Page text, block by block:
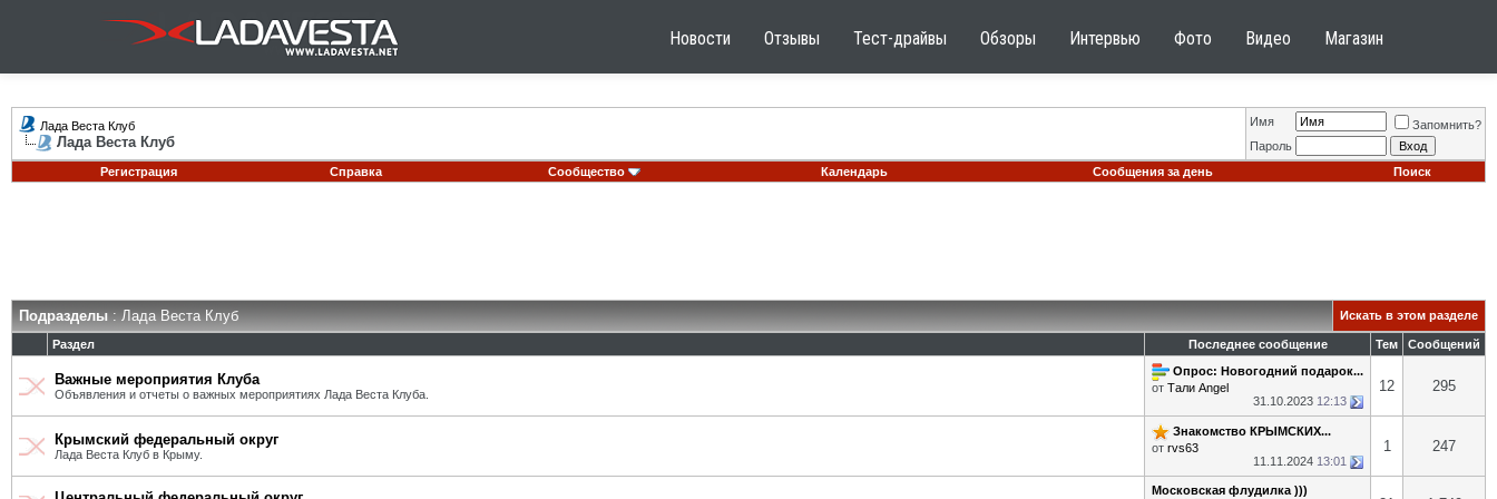
Новости Отзывы Тест-драйвы Обзоры Интервью Фото Видео Магазин
Лада Веста Клуб
Лада Веста Клуб
Имя
Запомнить?
Пароль
Регистрация
Справка Сообщество Календарь Сообщения за день Поиск
Подразделы: Лада Веста Клуб Искать в этом разделе
Раздел Последнее сообщение Тем Сообщений
Важные мероприятия Клуба
Объявления и отчеты о важных мероприятиях Лада Веста Клуба.
Опрос: Новогодний подарок...
от Тали Angel
31.10.2023 12:13
12 295
Крымский федеральный округ
Лада Веста Клуб в Крыму.
Знакомство КРЫМСКИХ...
от rvs63
11.11.2024 13:01
1 247
Московская флудилка )))